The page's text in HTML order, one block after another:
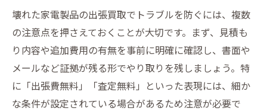
壊れた家電製品の出張買取でトラブルを防ぐには、複数
の注意点を押さえておくことが大切です。まず、見積も
り内容や追加費用の有無を事前に明確に確認し、書面や
メールなど証拠が残る形でやり取りを残しましょう。特
に「出張費無料」「査定無料」といった表現には、細か
な条件が設定されている場合があるため注意が必要で